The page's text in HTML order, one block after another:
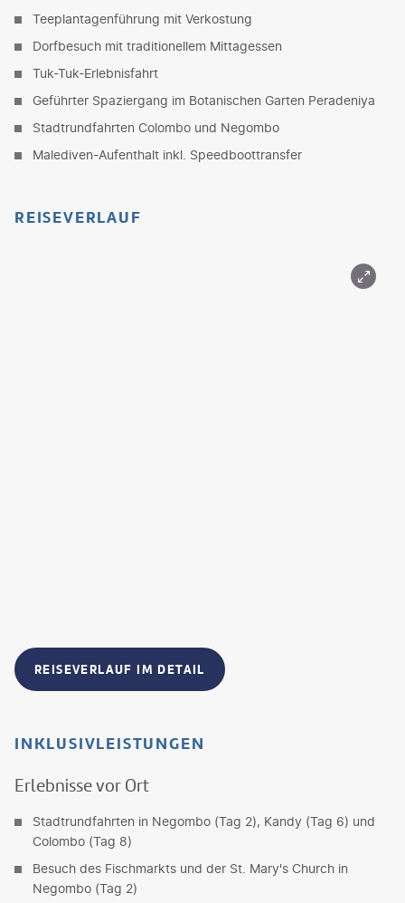
Teeplantagenführung mit Verkostung
Dorfbesuch mit traditionellem Mittagessen
Tuk-Tuk-Erlebnisfahrt
Geführter Spaziergang im Botanischen Garten Peradeniya
Stadtrundfahrten Colombo und Negombo
Malediven-Aufenthalt inkl. Speedboottransfer
REISEVERLAUF
REISEVERLAUF IM DETAIL
INKLUSIVLEISTUNGEN
Erlebnisse vor Ort
Stadtrundfahrten in Negombo (Tag 2), Kandy (Tag 6) und
Colombo (Tag 8)
Besuch des Fischmarkts und der St. Mary's Church in
Negombo (Tag 2)